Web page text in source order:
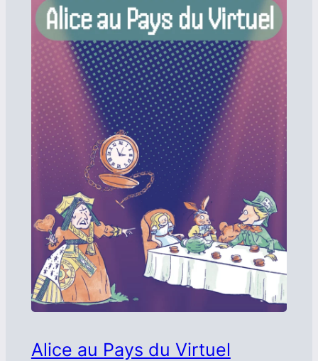
Alice au Pays du Virtuel